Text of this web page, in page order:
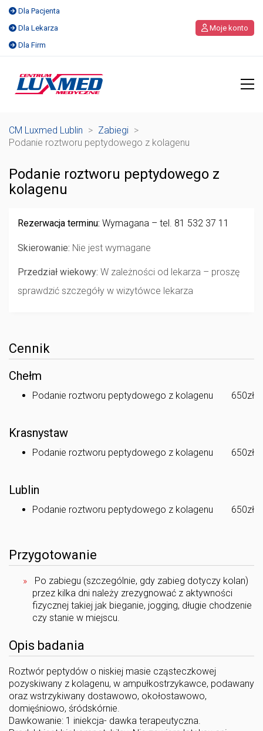
Dla Pacjenta
Dla Lekarza
Dla Firm
Moje konto
CM Luxmed Lublin > Zabiegi >
Podanie roztworu peptydowego z kolagenu
Podanie roztworu peptydowego z
kolagenu
Rezerwacja terminu: Wymagana – tel. 81 532 37 11
Skierowanie: Nie jest wymagane
Przedział wiekowy: W zależności od lekarza – proszę
sprawdzić szczegóły w wizytówce lekarza
Cennik
Chełm
Podanie roztworu peptydowego z kolagenu 650zł
Krasnystaw
Podanie roztworu peptydowego z kolagenu 650zł
Lublin
Podanie roztworu peptydowego z kolagenu 650zł
Przygotowanie
Po zabiegu (szczególnie, gdy zabieg dotyczy kolan)
przez kilka dni należy zrezygnować z aktywności
fizycznej takiej jak bieganie, jogging, długie chodzenie
czy stanie w miejscu.
Opis badania
Roztwór peptydów o niskiej masie cząsteczkowej
pozyskiwany z kolagenu, w ampułkostrzykawce, podawany
oraz wstrzykiwany dostawowo, okołostawowo,
domięśniowo, śródskórnie.
Dawkowanie: 1 iniekcja- dawka terapeutyczna.